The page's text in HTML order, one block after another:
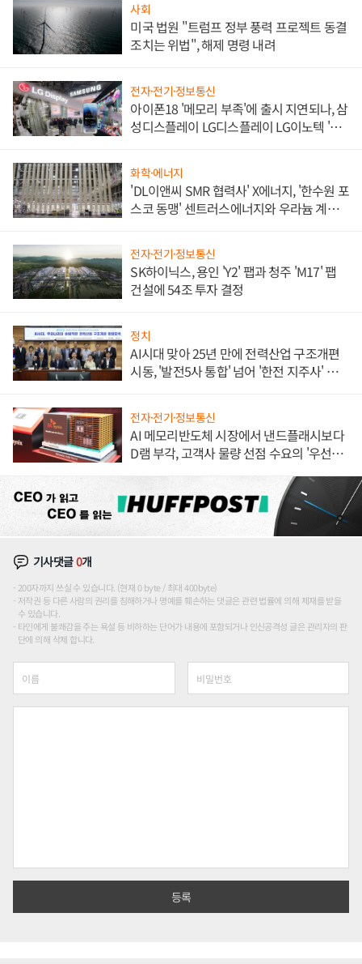
사회
미국 법원 "트럼프 정부 풍력 프로젝트 동결
조치는 위법", 해제 명령 내려
전자·전기·정보통신
아이폰18 '메모리 부족'에 출시 지연되나, 삼
성디스플레이 LG디스플레이 LG이노텍 '탈
화학·에너지
'DL이앤씨 SMR 협력사' X에너지, '한수원 포
스코 동맹' 센트러스에너지와 우라늄 계약
전자·전기·정보통신
SK하이닉스, 용인 'Y2' 팹과 청주 'M17' 팹
건설에 54조 투자 결정
정치
AI시대 맞아 25년 만에 전력산업 구조개편
시동, '발전5사 통합' 넘어 '한전 지주사' 재편
전자·전기·정보통신
AI 메모리반도체 시장에서 낸드플래시보다
D램 부각, 고객사 물량 선점 수요의 '우선순
기사댓글0개
200자까지 쓰실 수 있습니다. (현재 0 byte / 최대 400byte)
저작권 등 다른 사람의 권리를 침해하거나 명예를 훼손하는 댓글은 관련 법률에 의해 제재를 받을
수 있습니다.
타인에게 불쾌감을 주는 욕설 등 비하하는 단어가 내용에 포함되거나 인신공격성 글은 관리자의 판
단에 의해 삭제 합니다.